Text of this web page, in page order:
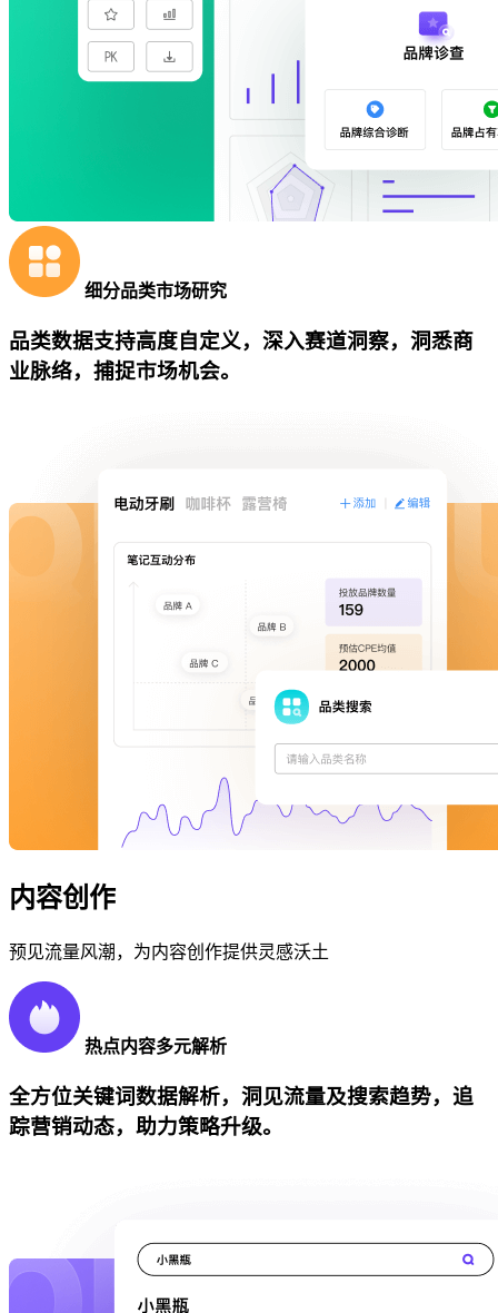
细分品类市场研究
品类数据支持高度自定义，深入赛道洞察，洞悉商
业脉络，捕捉市场机会。
内容创作
预见流量风潮，为内容创作提供灵感沃土
热点内容多元解析
全方位关键词数据解析，洞见流量及搜索趋势，追
踪营销动态，助力策略升级。